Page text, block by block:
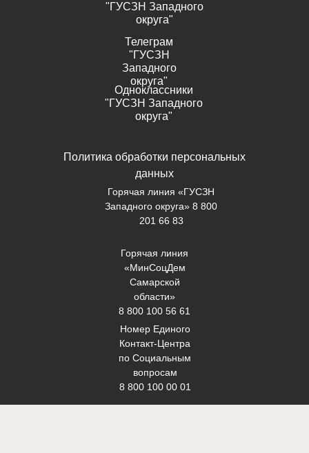
Горячая линия «ГУСЗН
Западного округа» 8 800
201 66 83
Горячая линия
«МинСоцДем
Самарской
области»
8 800 100 56 61
Номер Единого
Контакт-Центра
по Социальным
вопросам
8 800 100 00 01
Политика обработки персональных
данных
"ГУСЗН Западного
округа"
Телеграм
"ГУСЗН
Западного
округа"
Одноклассники
"ГУСЗН Западного
округа"